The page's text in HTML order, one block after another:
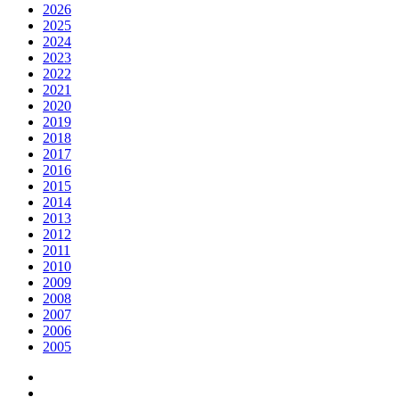
2026
2025
2024
2023
2022
2021
2020
2019
2018
2017
2016
2015
2014
2013
2012
2011
2010
2009
2008
2007
2006
2005